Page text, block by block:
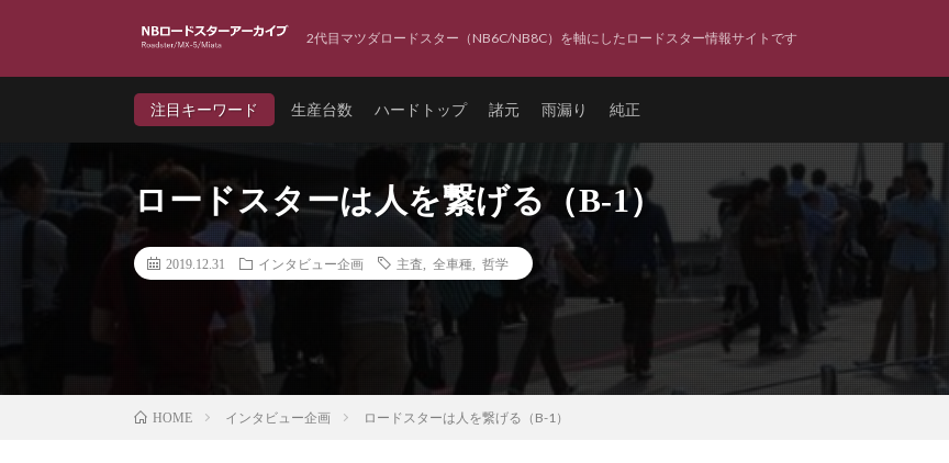
2代目マツダロードスター（NB6C/NB8C）を軸にしたロードスター情報サイトです
注目キーワード 生産台数 ハードトップ 諸元 雨漏り 純正
ロードスターは人を繋げる（B-1）
2019.12.31 インタビュー企画 主査 全車種 哲学
HOME インタビュー企画 ロードスターは人を繋げる（B-1）